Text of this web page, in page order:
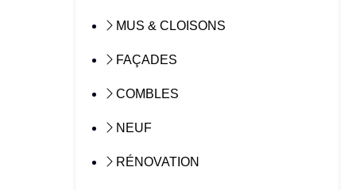
MUS & CLOISONS
FAÇADES
COMBLES
NEUF
RÉNOVATION